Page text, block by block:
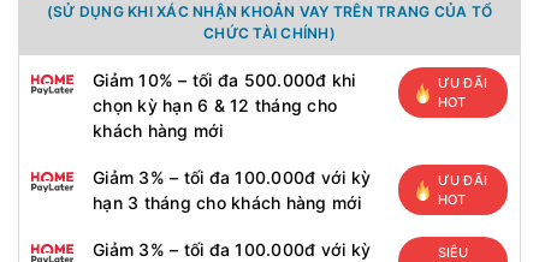
(SỬ DỤNG KHI XÁC NHẬN KHOẢN VAY TRÊN TRANG CỦA TỔ
CHỨC TÀI CHÍNH)
Giảm 10% – tối đa 500.000đ khi
chọn kỳ hạn 6 & 12 tháng cho
khách hàng mới
ƯU ĐÃI
HOT
Giảm 3% – tối đa 100.000đ với kỳ
hạn 3 tháng cho khách hàng mới
ƯU ĐÃI
HOT
Giảm 3% – tối đa 100.000đ với kỳ
SIÊU